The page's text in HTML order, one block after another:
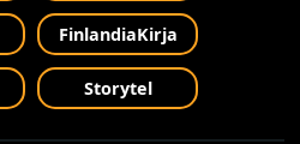
FinlandiaKirja
Storytel